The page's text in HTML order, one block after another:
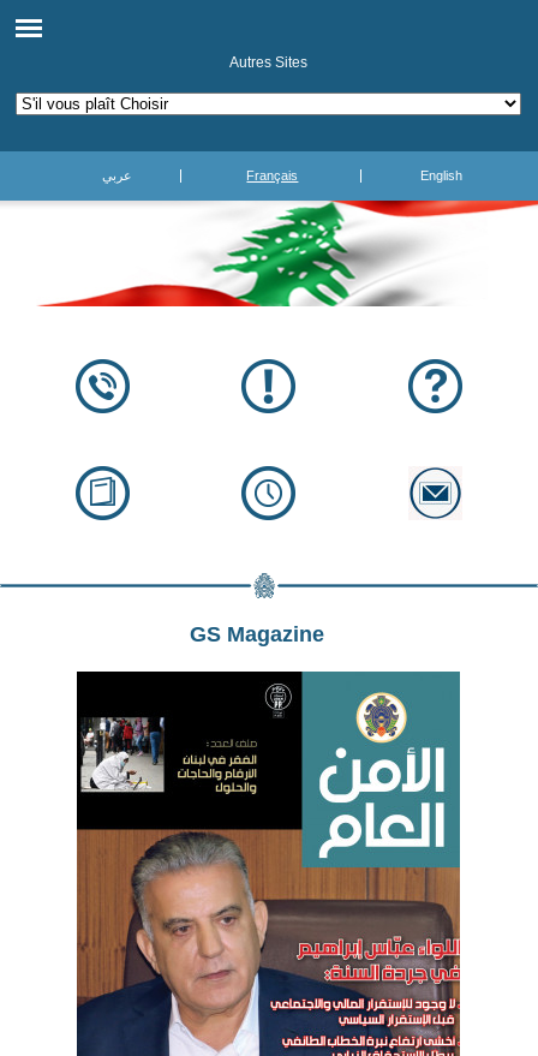
Autres Sites
عربي Français English
GS Magazine